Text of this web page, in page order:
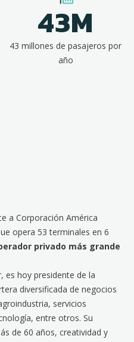
43M
43 millones de pasajeros por
año
a Corporación América
opera 53 terminales en 6
privado más grande
es hoy presidente de la
diversificada de negocios
servicios
entre otros. Su
de 60 años, creatividad y